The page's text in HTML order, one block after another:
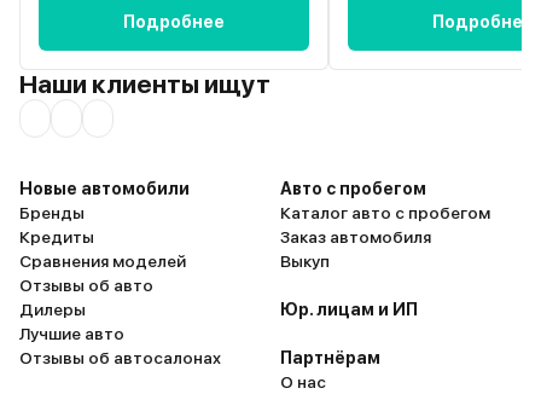
Подробнее Подробнее
Наши клиенты ищут
Новые автомобили
Бренды
Кредиты
Сравнения моделей
Отзывы об авто
Дилеры
Лучшие авто
Отзывы об автосалонах
Авто с пробегом
Каталог авто с пробегом
Заказ автомобиля
Выкуп
Юр. лицам и ИП
Партнёрам
О нас